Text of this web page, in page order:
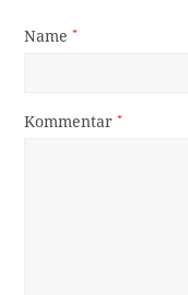
Name*
Kommentar*